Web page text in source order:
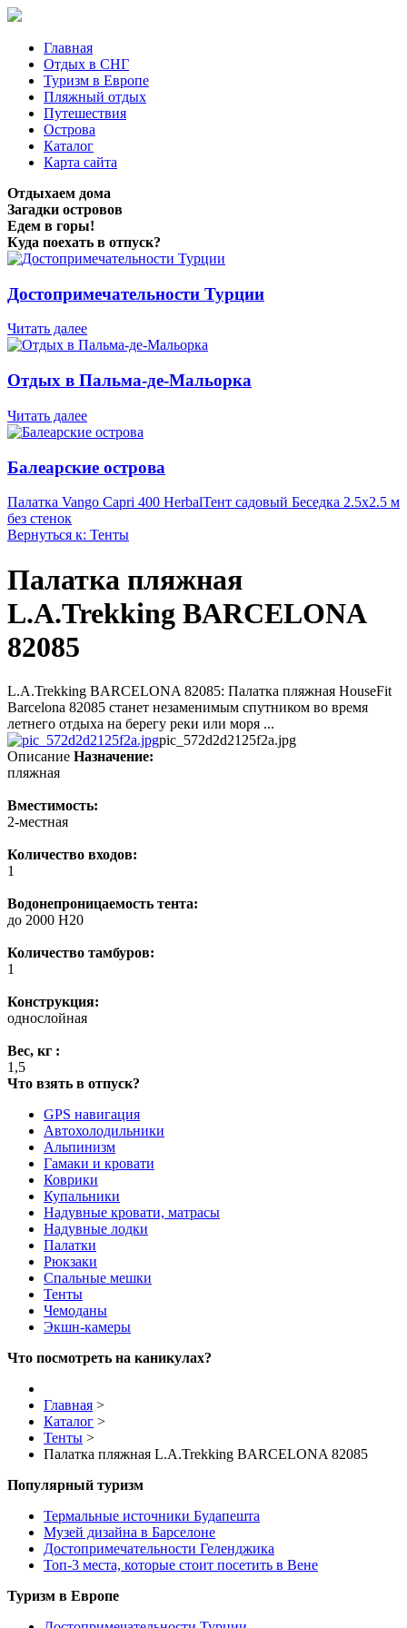
Главная
Отдых в СНГ
Туризм в Европе
Пляжный отдых
Путешествия
Острова
Каталог
Карта сайта
Отдыхаем дома
Загадки островов
Едем в горы!
Куда поехать в отпуск?
Достопримечательности Турции
Читать далее
Отдых в Пальма-де-Мальорка
Читать далее
Балеарские острова
Палатка Vango Capri 400 HerbalТент садовый Беседка 2.5х2.5 м
без стенок
Вернуться к: Тенты
Палатка пляжная
L.A.Trekking BARCELONA
82085
L.A.Trekking BARCELONA 82085: Палатка пляжная HouseFit
Barcelona 82085 станет незаменимым спутником во время
летнего отдыха на берегу реки или моря ...
pic_572d2d2125f2a.jpg
Описание Назначение:
пляжная
Вместимость:
2-местная
Количество входов:
1
Водонепроницаемость тента:
до 2000 H20
Количество тамбуров:
1
Конструкция:
однослойная
Вес, кг :
1,5
Что взять в отпуск?
GPS навигация
Автохолодильники
Альпинизм
Гамаки и кровати
Коврики
Купальники
Надувные кровати, матрасы
Надувные лодки
Палатки
Рюкзаки
Спальные мешки
Тенты
Чемоданы
Экшн-камеры
Что посмотреть на каникулах?
Главная >
Каталог >
Тенты >
Палатка пляжная L.A.Trekking BARCELONA 82085
Популярный туризм
Термальные источники Будапешта
Музей дизайна в Барселоне
Достопримечательности Геленджика
Топ-3 места, которые стоит посетить в Вене
Туризм в Европе